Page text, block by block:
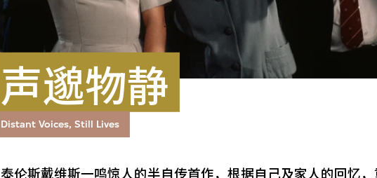
声邈物静
Distant Voices, Still Lives
泰伦斯戴维斯一鸣惊人的半自传首作，根据自己及家人的回忆，